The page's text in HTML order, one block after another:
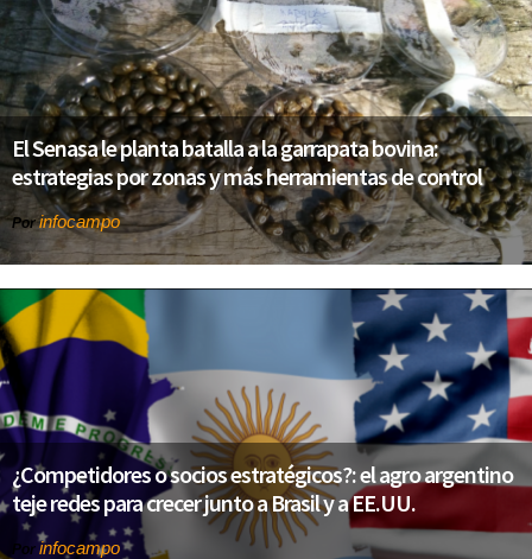
El Senasa le planta batalla a la garrapata bovina:
estrategias por zonas y más herramientas de control
Porinfocampo
¿Competidores o socios estratégicos?: el agro argentino
teje redes para crecer junto a Brasil y a EE.UU.
Por infocampo